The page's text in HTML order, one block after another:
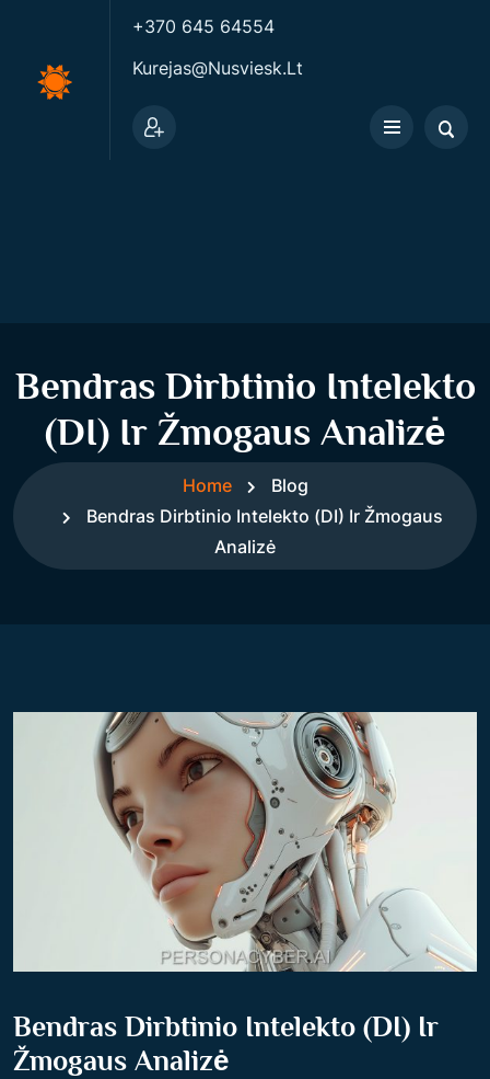
+370 645 64554
Kurejas@nusviesk.lt
Bendras Dirbtinio Intelekto
(DI) Ir Žmogaus Analizė
Home
Blog
Bendras Dirbtinio Intelekto (DI) Ir Žmogaus
Analizė
Bendras Dirbtinio Intelekto (DI) Ir
Žmogaus Analizė